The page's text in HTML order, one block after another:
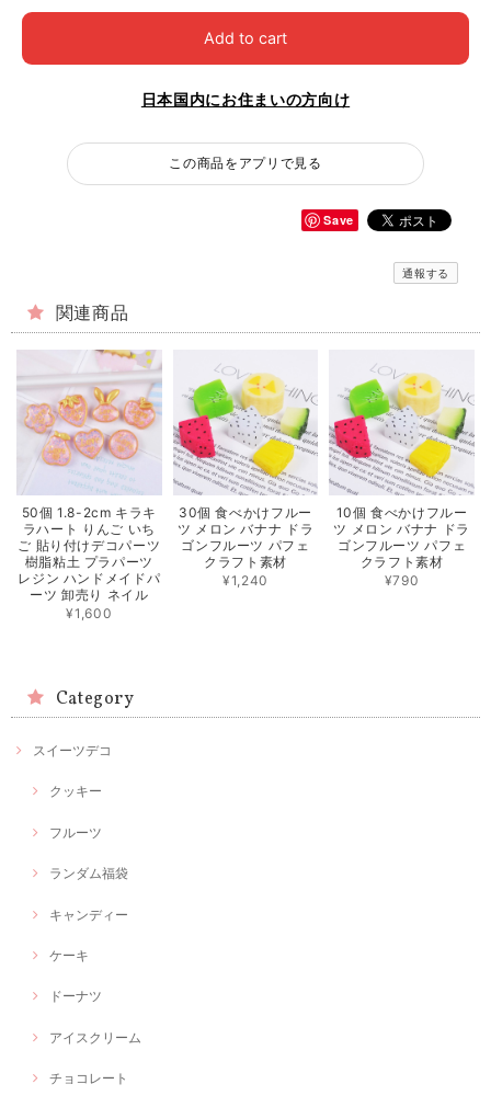
Add to cart
日本国内にお住まいの方向け
この商品をアプリで見る
Save
通報する
関連商品
50個 1.8-2cm キラキ
ラハート りんご いち
ご 貼り付けデコパーツ
樹脂粘土 プラパーツ
レジン ハンドメイドパ
ーツ 卸売り ネイル
¥1,600
30個 食べかけフルー
ツ メロン バナナ ドラ
ゴンフルーツ パフェ
クラフト素材
¥1,240
10個 食べかけフルー
ツ メロン バナナ ドラ
ゴンフルーツ パフェ
クラフト素材
¥790
Category
スイーツデコ
クッキー
フルーツ
ランダム福袋
キャンディー
ケーキ
ドーナツ
アイスクリーム
チョコレート